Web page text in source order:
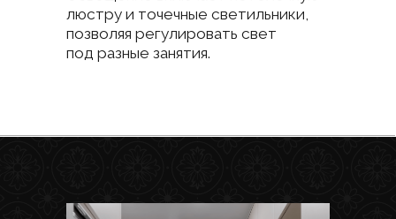
Система хранения продумана:
тумба, ниши и полки вмещают все
необходимое. Минимум декора —
ваза с сухоцветами и флаконы.